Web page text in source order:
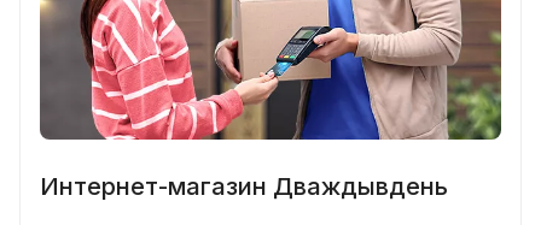
Интернет-магазин Дваждывдень